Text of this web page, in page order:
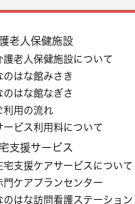
老人保健施設
護老人保健施設について
のはな館みさき
のはな館なぎさ
利用の流れ
ービス利用料について
支援サービス
宅支援ケアサービスについて
門ケアプランセンター
のはな訪問看護ステーション